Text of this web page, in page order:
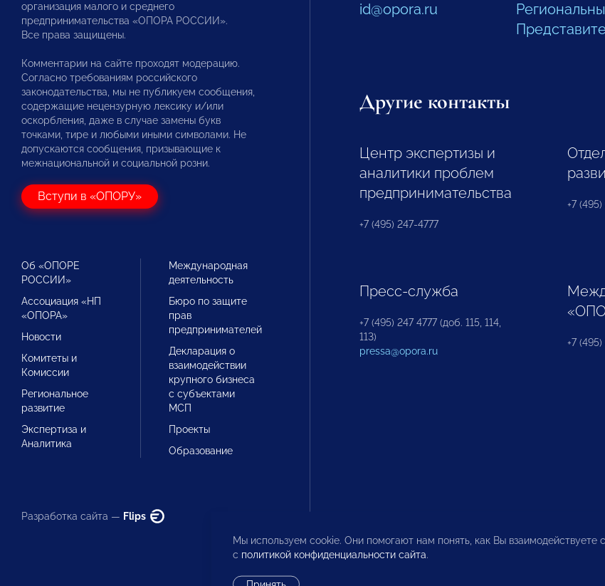
организация малого и среднего
предпринимательства «ОПОРА РОССИИ».
Все права защищены.
Комментарии на сайте проходят модерацию.
Согласно требованиям российского
законодательства, мы не публикуем сообщения,
содержащие нецензурную лексику и/или
оскорбления, даже в случае замены букв
точками, тире и любыми иными символами. Не
допускаются сообщения, призывающие к
межнациональной и социальной розни.
Вступи в «ОПОРУ»
Об «ОПОРЕ
РОССИИ»
Ассоциация «НП
«ОПОРА»
Новости
Комитеты и
Комиссии
Региональное
развитие
Экспертиза и
Аналитика
Международная
деятельность
Бюро по защите
прав
предпринимателей
Декларация о
взаимодействии
крупного бизнеса
с субъектами
МСП
Проекты
Образование
Разработка сайта — Flips
id@opora.ru
Другие контакты
Центр экспертизы и
аналитики проблем
предпринимательства
+7 (495) 247-4777
+7 (495)
Пресс-служба
+7 (495) 247 4777 (доб. 115, 114,
113)
pressa@opora.ru
+7
Мы используем cookie. Они помогают нам понять, как Вы взаимодействуете
с политикой конфиденциальности сайта.